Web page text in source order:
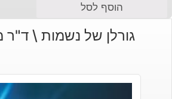
הוסף לסל
גורלן של נשמות \ ד"ר